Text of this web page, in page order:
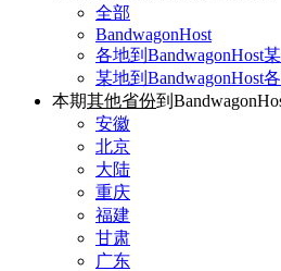
全部
BandwagonHost
各地到BandwagonHost
某地到BandwagonHost
本期其他省份到
安徽
北京
大陆
重庆
福建
甘肃
广东